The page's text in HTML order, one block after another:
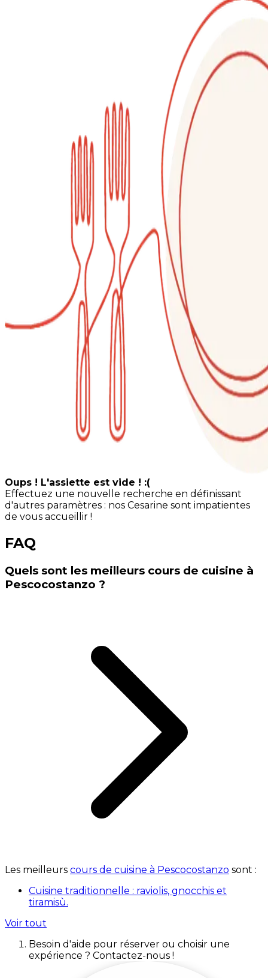
Oups ! L'assiette est vide ! :(
Effectuez une nouvelle recherche en définissant
d'autres paramètres : nos Cesarine sont impatientes
de vous accueillir !
FAQ
Quels sont les meilleurs cours de cuisine à
Pescocostanzo ?
Les meilleurs cours de cuisine à Pescocostanzo sont :
Cuisine traditionnelle : raviolis, gnocchis et
tiramisù.
Voir tout
Besoin d'aide pour réserver ou choisir une
expérience ? Contactez-nous !